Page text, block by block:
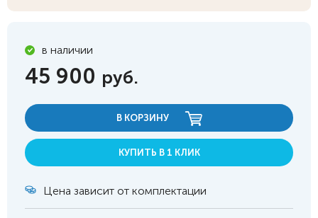
в наличии
45 900 руб.
В КОРЗИНУ
КУПИТЬ В 1 КЛИК
Цена зависит от комплектации